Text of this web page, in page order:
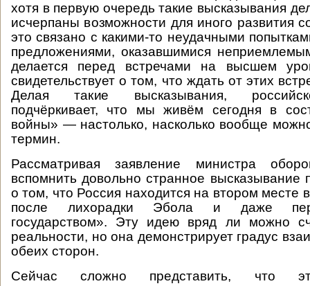
хотя в первую очередь такие высказывания
исчерпаны возможности для иного развития
это связано с какими-то неудачными
предложениями, оказавшимися
делается перед встречами на высшем
свидетельствует о том, что ждать от этих
Делая такие высказывания,
подчёркивает, что мы живём сегодня в
войны» — настолько, насколько вообще
термин.
Рассматривая заявление министра
вспомнить довольно странное
о том, что Россия находится на втором месте
после лихорадки Эбола и даже
государством». Эту идею вряд ли можно
реальности, но она демонстрирует градус
обеих сторон.
Сейчас сложно представить, что